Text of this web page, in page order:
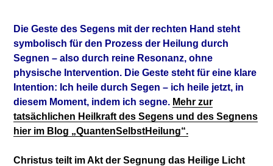
Die Geste des Segens mit der rechten Hand steht
symbolisch für den Prozess der Heilung durch
Segnen – also durch reine Resonanz, ohne
physische Intervention. Die Geste steht für eine klare
Intention: Ich heile durch Segen – ich heile jetzt, in
diesem Moment, indem ich segne. Mehr zur
tatsächlichen Heilkraft des Segens und des Segnens
hier im Blog „QuantenSelbstHeilung“.
Christus teilt im Akt der Segnung das Heilige Licht